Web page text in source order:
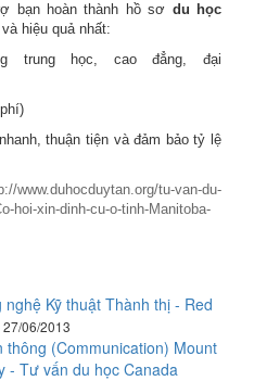
bạn hoàn thành hồ sơ du học
hiệu quả nhất:
trung học, cao đẳng, đại
thuận tiện và đảm bảo tỷ lệ
www.duhocduytan.org/tu-van-du-
hoi-xin-dinh-cu-o-tinh-Manitoba-
Kỹ thuật Thành thị - Red
06/2013
thông (Communication) Mount
- Tư vấn du học Canada